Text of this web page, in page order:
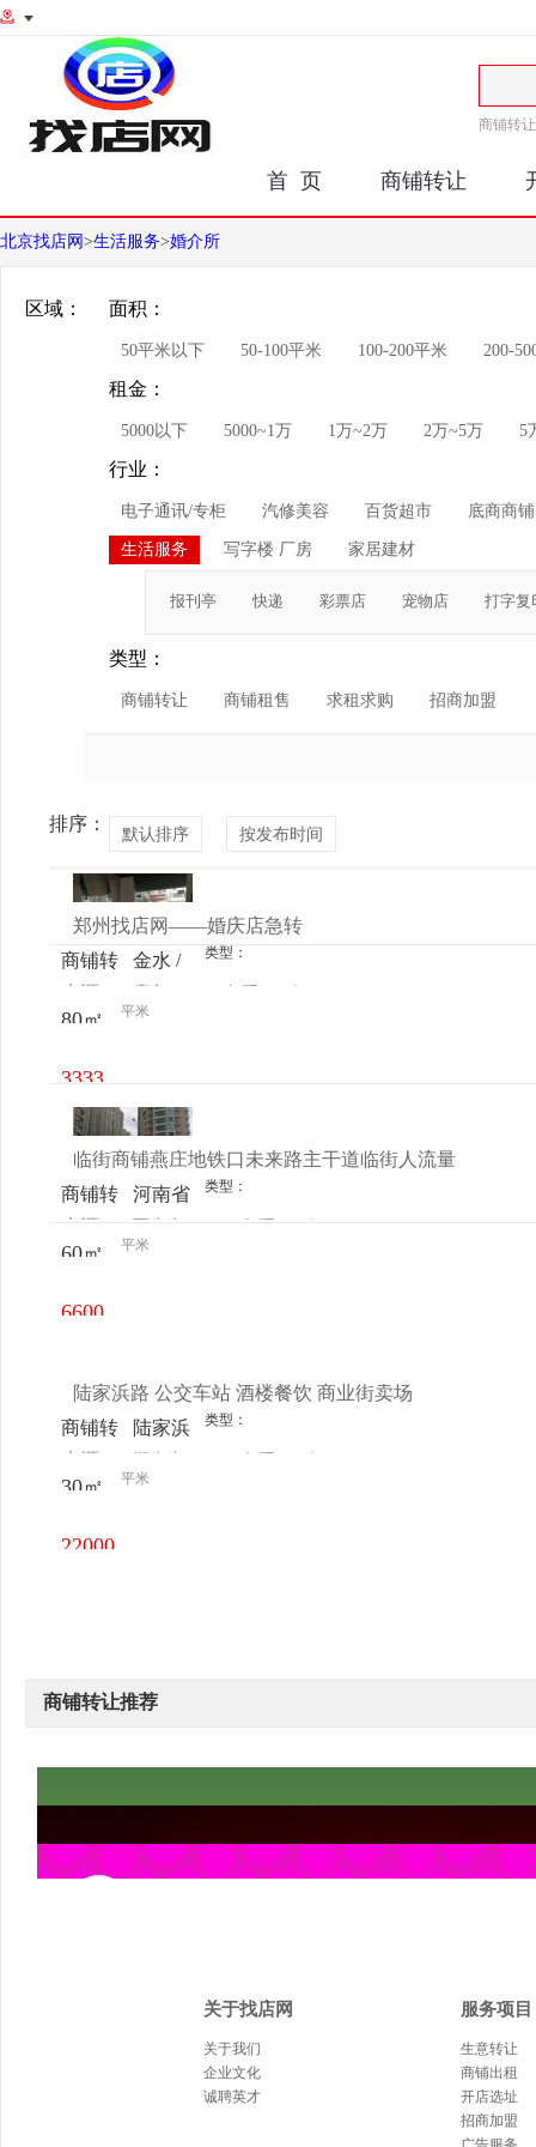
商铺转让
首 页 商铺转让
北京找店网 >生活服务>婚介所
区域： 面积：
50平米以下 50-100平米 100-200平米 200-
租金：
5000以下 5000~1万 1万~2万 2万~5万 5
行业：
电子通讯/专柜 汽修美容 百货超市 底商商铺
生活服务 写字楼 厂房 家居建材
报刊亭 快递 彩票店 宠物店 打字复
类型：
商铺转让 商铺租售 求租求购 招商加盟
排序：
默认排序 按发布时间
郑州找店网——婚庆店急转
类型：
商铺转
金水 /
来源：
80㎡ 平米
3333
元/月
临街商铺燕庄地铁口未来路主干道临街人流量
类型：
商铺转
河南省
来源：
60㎡ 平米
6600
陆家浜路 公交车站 酒楼餐饮 商业街卖场
类型：
商铺转
陆家浜
来源：
30㎡ 平米
22000
商铺转让推荐
关于找店网
关于我们
企业文化
诚聘英才
服务项目
生意转让
商铺出租
开店选址
招商加盟